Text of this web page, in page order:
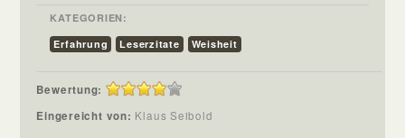
KATEGORIEN:
Erfahrung
Leserzitate Weisheit
Bewertung:
Eingereicht von: Klaus Seibold